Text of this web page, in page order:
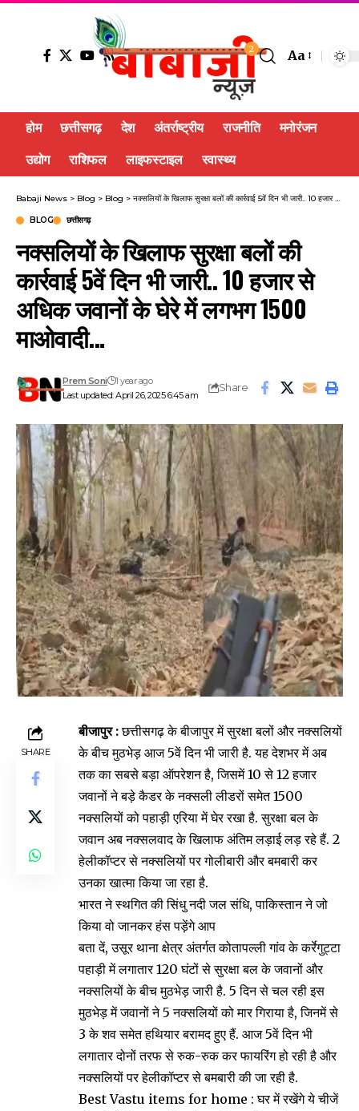
2 Aa
होम छत्तीसगढ़ देश अंतर्राष्ट्रीय राजनीति मनोरंजन
उद्योग राशिफल लाइफस्टाइल स्वास्थ्य
Babaji News > Blog > Blog > नक्सलियों के खिलाफ सुरक्षा बलों की कार्रवाई 5वें दिन भी जारी.. 10 हजार से अधिक जवानों के घेरे में लगभग 1500 माओवादी…
BLOG छत्तीसगढ़
नक्सलियों के खिलाफ सुरक्षा बलों की
कार्रवाई 5वें दिन भी जारी.. 10 हजार से
अधिक जवानों के घेरे में लगभग 1500
माओवादी…
Last updated: April 26, 2025 6:45 am
Prem Soni 1 year ago
Share
SHARE
बीजापुर :छत्तीसगढ़ के बीजापुर में सुरक्षा बलों और नक्सलियों
के बीच मुठभेड़ आज 5वें दिन भी जारी है. यह देशभर में अब
तक का सबसे बड़ा ऑपरेशन है, जिसमें 10 से 12 हजार
जवानों ने बड़े कैडर के नक्सली लीडरों समेत 1500
नक्सलियों को पहाड़ी एरिया में घेर रखा है. सुरक्षा बल के
जवान अब नक्सलवाद के खिलाफ अंतिम लड़ाई लड़ रहे हैं. 2
हेलीकॉप्टर से नक्सलियों पर गोलीबारी और बमबारी कर
उनका खात्मा किया जा रहा है.
भारत ने स्थगित की सिंधु नदी जल संधि, पाकिस्तान ने जो
किया वो जानकर हंस पड़ेंगे आप
बता दें, उसूर थाना क्षेत्र अंतर्गत कोतापल्ली गांव के कर्रेगुट्टा
पहाड़ी में लगातार 120 घंटों से सुरक्षा बल के जवानों और
नक्सलियों के बीच मुठभेड़ जारी है. 5 दिन से चल रही इस
मुठभेड़ में जवानों ने 5 नक्सलियों को मार गिराया है, जिनमें से
3 के शव समेत हथियार बरामद हुए हैं. आज 5वें दिन भी
लगातार दोनों तरफ से रुक-रुक कर फायरिंग हो रही है और
नक्सलियों पर हेलीकॉप्टर से बमबारी की जा रही है.
Best Vastu items for home : घर में रखेंगे ये चीजें